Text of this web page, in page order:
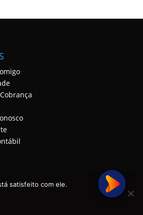
satisfeito com ele.